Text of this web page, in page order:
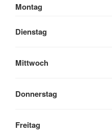
Montag
Dienstag
Mittwoch
Donnerstag
Freitag